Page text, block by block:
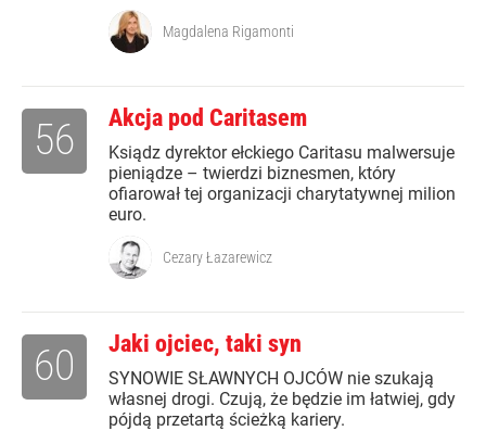
Magdalena Rigamonti
Akcja pod Caritasem
Ksiądz dyrektor ełckiego Caritasu malwersuje
pieniądze – twierdzi biznesmen, który
ofiarował tej organizacji charytatywnej milion
euro.
56
Cezary Łazarewicz
Jaki ojciec, taki syn
SYNOWIE SŁAWNYCH OJCÓW nie szukają
własnej drogi. Czują, że będzie im łatwiej, gdy
pójdą przetartą ścieżką kariery.
60